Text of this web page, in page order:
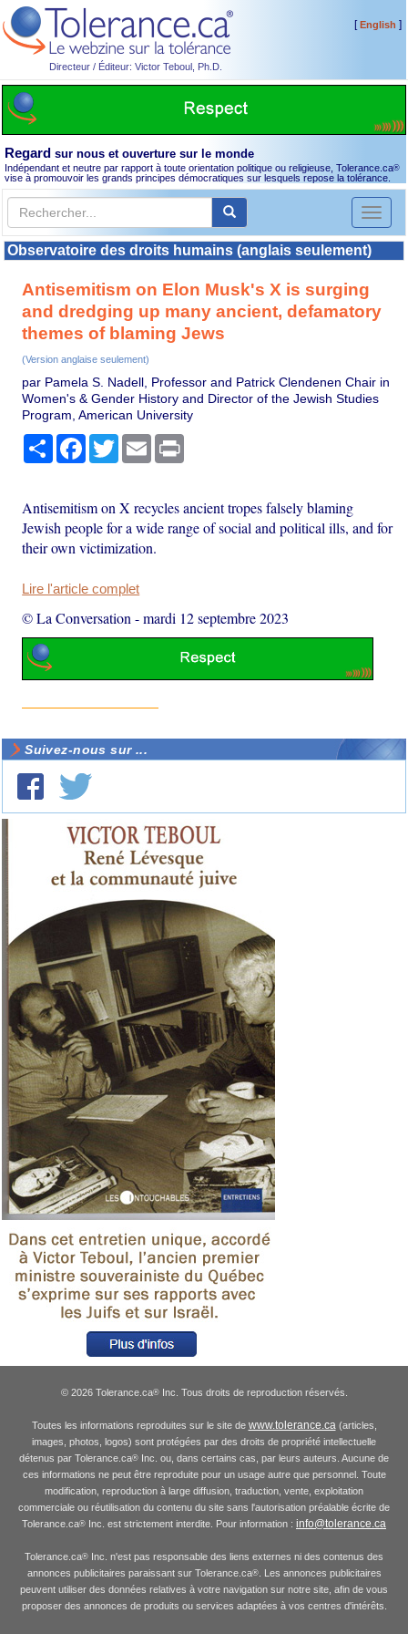
Directeur / Éditeur: Victor Teboul, Ph.D.
[English ]
Regard sur nous et ouverture sur le monde
Indépendant et neutre par rapport à toute orientation politique ou religieuse, Tolerance.ca®
vise à promouvoir les grands principes démocratiques sur lesquels repose la tolérance.
Toggle
Observatoire des droits humains (anglais seulement)
Antisemitism on Elon Musk's X is surging
and dredging up many ancient, defamatory
themes of blaming Jews
(Version anglaise seulement)
par Pamela S. Nadell, Professor and Patrick Clendenen Chair in
Women's & Gender History and Director of the Jewish Studies
Program, American University
PartagerFacebook
TwitterEmail
Antisemitism on X recycles ancient tropes falsely blaming
Jewish people for a wide range of social and political ills, and for
their own victimization.
Lire l'article complet
© La Conversation -mardi 12 septembre 2023
Suivez-nous sur ...
© 2026 Tolerance.ca®Inc. Tous droits de reproduction réservés.
Toutes les informations reproduites sur le site de www.tolerance.ca(articles,
images, photos, logos) sont protégées par des droits de propriété intellectuelle
détenus par Tolerance.ca® Inc. ou, dans certains cas, par leurs auteurs. Aucune de
ces informations ne peut être reproduite pour un usage autre que personnel. Toute
modification, reproduction à large diffusion, traduction, vente, exploitation
commerciale ou réutilisation du contenu du site sans l'autorisation préalable écrite de
Tolerance.ca® Inc. est strictement interdite. Pour information : info@tolerance.ca
Tolerance.ca® Inc. n'est pas responsable des liens externes ni des contenus des
annonces publicitaires paraissant sur Tolerance.ca®. Les annonces publicitaires
peuvent utiliser des données relatives à votre navigation sur notre site, afin de vous
proposer des annonces de produits ou services adaptées à vos centres d'intérêts.